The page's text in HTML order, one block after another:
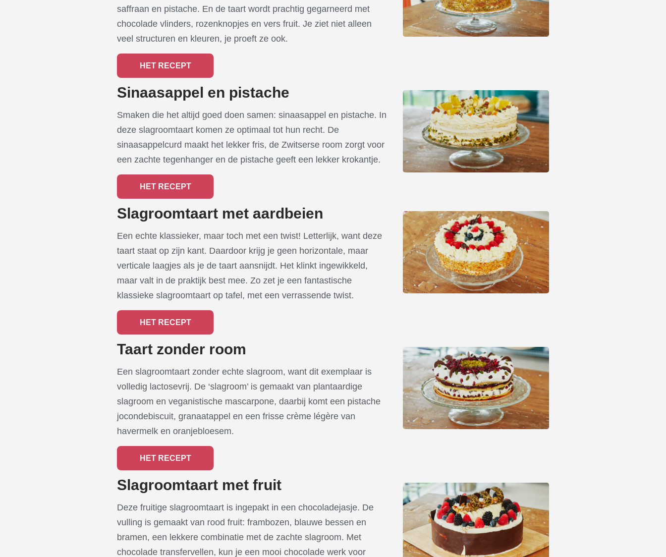
saffraan en pistache. En de taart wordt prachtig gegarneerd met
chocolade vlinders, rozenknopjes en vers fruit. Je ziet niet alleen
veel structuren en kleuren, je proeft ze ook.
HET RECEPT
Sinaasappel en pistache
Smaken die het altijd goed doen samen: sinaasappel en pistache. In
deze slagroomtaart komen ze optimaal tot hun recht. De
sinaasappelcurd maakt het lekker fris, de Zwitserse room zorgt voor
een zachte tegenhanger en de pistache geeft een lekker krokantje.
HET RECEPT
Slagroomtaart met aardbeien
Een echte klassieker, maar toch met een twist! Letterlijk, want deze
taart staat op zijn kant. Daardoor krijg je geen horizontale, maar
verticale laagjes als je de taart aansnijdt. Het klinkt ingewikkeld,
maar valt in de praktijk best mee. Zo zet je een fantastische
klassieke slagroomtaart op tafel, met een verrassende twist.
HET RECEPT
Taart zonder room
Een slagroomtaart zonder echte slagroom, want dit exemplaar is
volledig lactosevrij. De ‘slagroom’ is gemaakt van plantaardige
slagroom en veganistische mascarpone, daarbij komt een pistache
jocondebiscuit, granaatappel en een frisse crème légère van
havermelk en oranjebloesem.
HET RECEPT
Slagroomtaart met fruit
Deze fruitige slagroomtaart is ingepakt in een chocoladejasje. De
vulling is gemaakt van rood fruit: frambozen, blauwe bessen en
bramen, een lekkere combinatie met de zachte slagroom. Met
chocolade transfervellen, kun je een mooi chocolade werk voor